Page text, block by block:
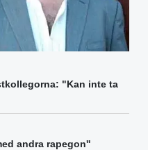
"Kan inte ta
andra rapegon''